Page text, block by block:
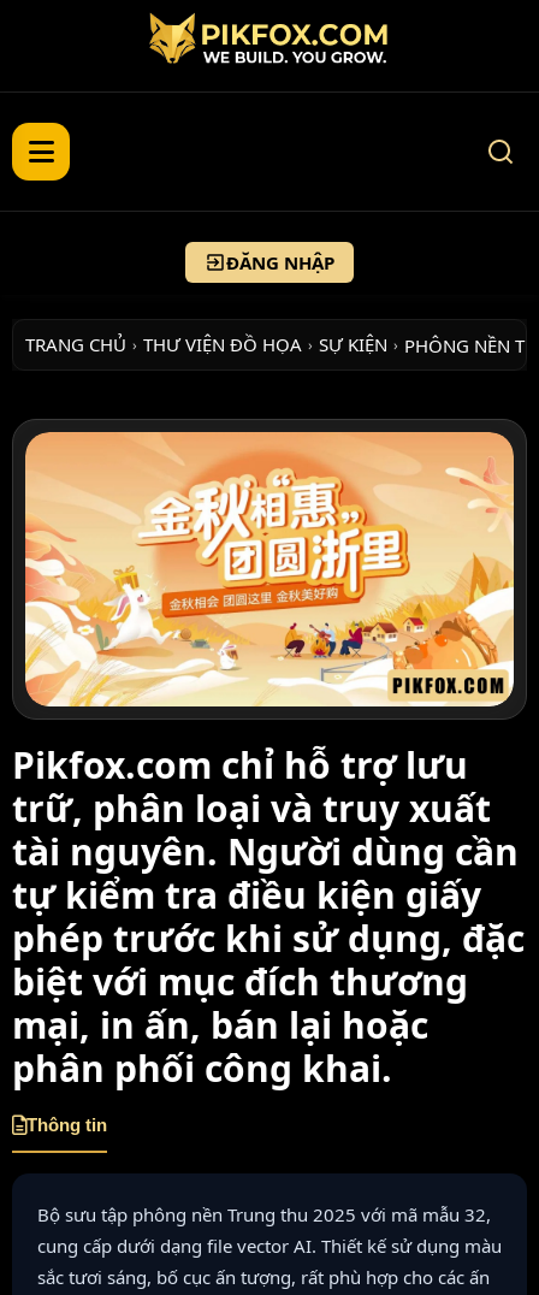
ĐĂNG NHẬP
TRANG CHỦ › THƯ VIỆN ĐỒ HỌA › SỰ KIỆN › PHÔNG NỀN
Pikfox.com chỉ hỗ trợ lưu
trữ, phân loại và truy xuất
tài nguyên. Người dùng cần
tự kiểm tra điều kiện giấy
phép trước khi sử dụng, đặc
biệt với mục đích thương
mại, in ấn, bán lại hoặc
phân phối công khai.
Thông tin
Bộ sưu tập phông nền Trung thu 2025 với mã mẫu 32,
cung cấp dưới dạng file vector AI. Thiết kế sử dụng màu
sắc tươi sáng, bố cục ấn tượng, rất phù hợp cho các ấn